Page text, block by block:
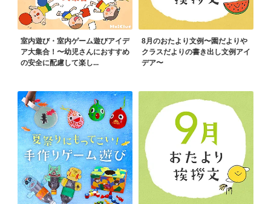
室内遊び・室内ゲーム遊びアイデ
ア大集合！〜幼児さんにおすすめ
の安全に配慮して楽し...
8月のおたより文例〜園だよりや
クラスだよりの書き出し文例アイ
デア〜